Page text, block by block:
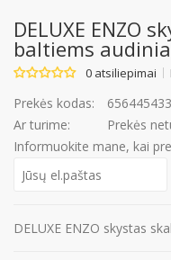
DELUXE ENZO
baltiems
0 atsiliepimai
Prekės kodas:
656445433
Ar turime:
Prekės
Informuokite mane, kai
DELUXE ENZO skystas